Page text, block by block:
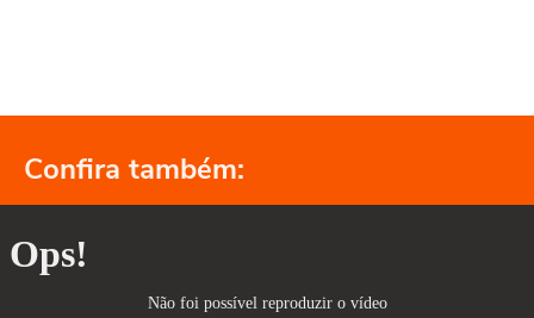
Confira também: